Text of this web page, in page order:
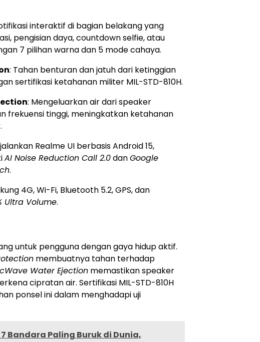
interaktif di bagian belakang yang
pengisian daya, countdown selfie, atau
7 pilihan warna dan 5 mode cahaya.
: Tahan benturan dan jatuh dari ketinggian
sertifikasi ketahanan militer MIL-STD-810H.
: Mengeluarkan air dari speaker
frekuensi tinggi, meningkatkan ketahanan
Realme UI berbasis Android 15,
AI Noise Reduction Call 2.0danGoogle
.
4G, Wi-Fi, Bluetooth 5.2, GPS, dan
Ultra Volume.
untuk pengguna dengan gaya hidup aktif.
membuatnya tahan terhadap
Water Ejection memastikan speaker
cipratan air. Sertifikasi MIL-STD-810H
ponsel ini dalam menghadapi uji
Bandara Paling Buruk di Dunia,